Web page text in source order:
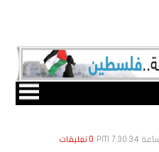
0 تعليقات